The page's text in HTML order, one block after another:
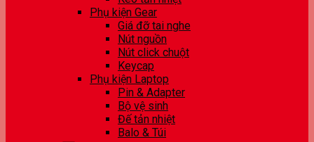
Phụ kiện Gear
Giá đỡ tai nghe
Nút nguồn
Nút click chuột
Keycap
Phụ kiện Laptop
Pin & Adapter
Bộ vệ sinh
Đế tản nhiệt
Balo & Túi